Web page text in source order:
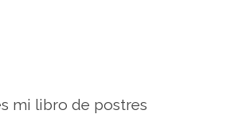
mi libro de postres